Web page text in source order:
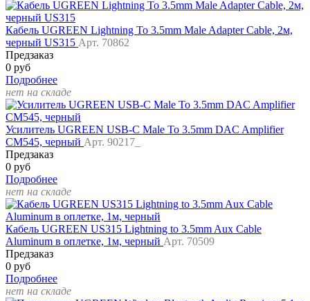
Кабель UGREEN Lightning To 3.5mm Male Adapter Cable, 2м,
черный US315 Арт. 70862
Предзаказ
0 руб
Подробнее
нет на складе
Усилитель UGREEN USB-C Male To 3.5mm DAC Amplifier
CM545, черный Арт. 90217_
Предзаказ
0 руб
Подробнее
нет на складе
Кабель UGREEN US315 Lightning to 3.5mm Aux Cable
Aluminum в оплетке, 1м, черный Арт. 70509
Предзаказ
0 руб
Подробнее
нет на складе